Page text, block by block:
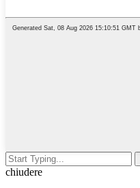
chiudere